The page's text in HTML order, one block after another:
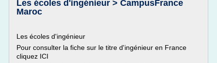
Les écoles d'ingénieur > CampusFrance
Maroc
Les écoles d'ingénieur
Pour consulter la fiche sur le titre d'ingénieur en France
cliquez ICI